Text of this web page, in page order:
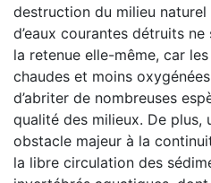
destruction du milieu naturel
d’eaux courantes détruits
la retenue elle-même, car
chaudes et moins
d’abriter de nombreuses
qualité des milieux. De plus,
obstacle majeur à la
la libre circulation des